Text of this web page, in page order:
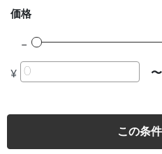
価格
¥ 〜
この条